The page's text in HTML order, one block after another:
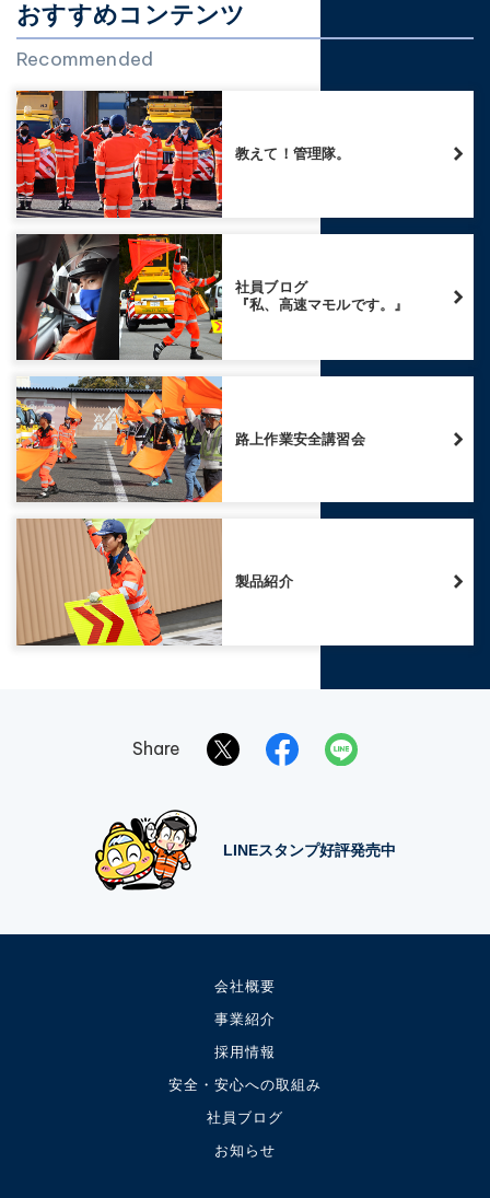
おすすめコンテンツ
Recommended
教えて！管理隊。
社員ブログ
『私、高速マモルです。』
路上作業安全講習会
製品紹介
Share
LINEスタンプ好評発売中
会社概要
事業紹介
採用情報
安全・安心への取組み
社員ブログ
お知らせ